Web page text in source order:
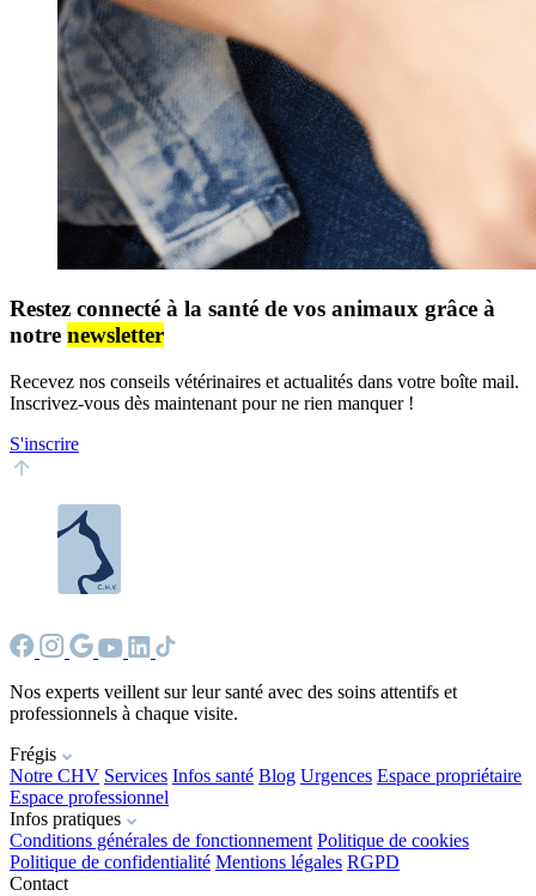
Restez connecté à la santé de vos animaux grâce à
notre newsletter
Recevez nos conseils vétérinaires et actualités dans votre boîte mail.
Inscrivez-vous dès maintenant pour ne rien manquer !
S'inscrire
Nos experts veillent sur leur santé avec des soins attentifs et
professionnels à chaque visite.
Frégis
Notre CHV Services Infos santé Blog Urgences Espace propriétaire
Espace professionnel
Infos pratiques
Conditions générales de fonctionnement Politique de cookies
Politique de confidentialité Mentions légales RGPD
Contact